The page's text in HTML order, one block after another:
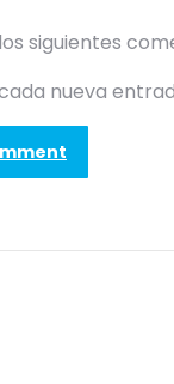
siguientes
nueva